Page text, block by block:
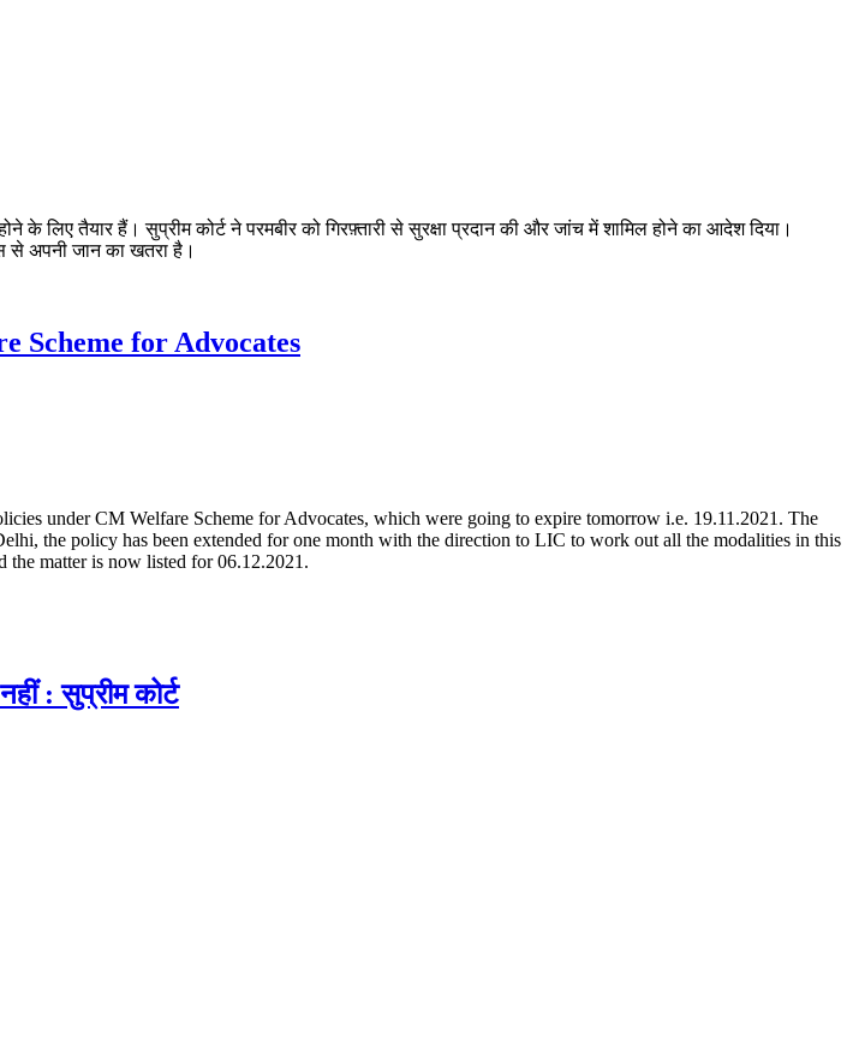
लिए तैयार हैं। सुप्रीम कोर्ट ने परमबीर को गिरफ़्तारी से सुरक्षा प्रदान की और जांच में शामिल होने का आदेश दिया।
से अपनी जान का खतरा है।
Scheme for Advocates
under CM Welfare Scheme for Advocates, which were going to expire tomorrow i.e. 19.11.2021. The
the policy has been extended for one month with the direction to LIC to work out all the modalities in this
the matter is now listed for 06.12.2021.
: सुप्रीम कोर्ट